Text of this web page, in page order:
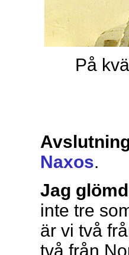
På
Naxos.
Jag
inte tre
är vi två
två från